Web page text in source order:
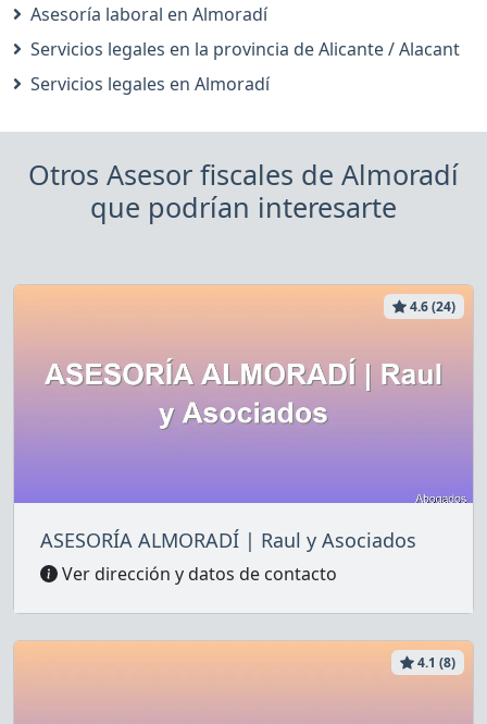
Asesoría laboral en Almoradí
Servicios legales en la provincia de Alicante / Alacant
Servicios legales en Almoradí
Otros Asesor fiscales de Almoradí
que podrían interesarte
4.6 (24)
ASESORÍA ALMORADÍ | Raul y Asociados
Ver dirección y datos de contacto
4.1 (8)